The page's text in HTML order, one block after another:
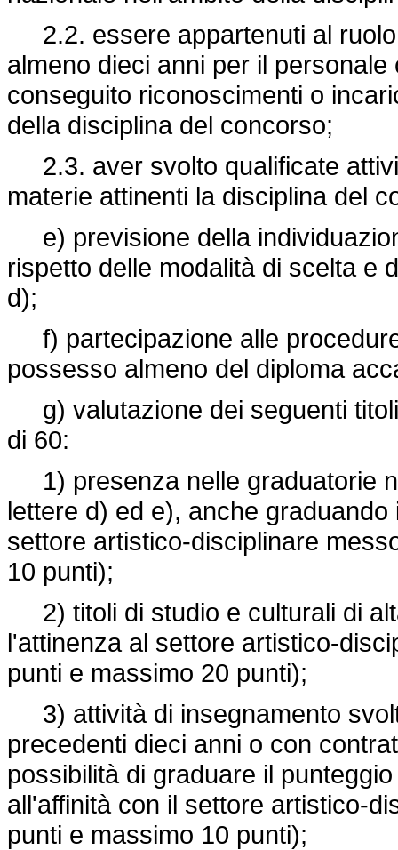
2.2. essere appartenuti al ruolo
almeno dieci anni per il
conseguito riconoscimenti o
della disciplina del concorso;
2.3. aver svolto qualificate
materie attinenti la disciplina del
e) previsione della
rispetto delle modalità di scelta e
d);
f) partecipazione alle
possesso almeno del diploma
g) valutazione dei seguenti
di 60:
1) presenza nelle graduatorie
lettere d) ed e), anche
settore artistico-disciplinare
10 punti);
2) titoli di studio e culturali di
l'attinenza al settore artistico-
punti e massimo 20 punti);
3) attività di insegnamento
precedenti dieci anni o con
possibilità di graduare il
all'affinità con il settore artistico-
punti e massimo 10 punti);